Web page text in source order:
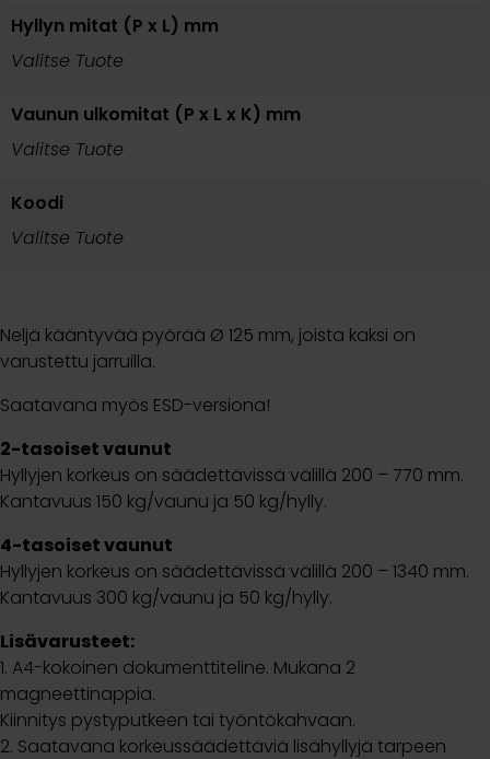
Hyllyn mitat (P x L) mm
Valitse Tuote
Vaunun ulkomitat (P x L x K) mm
Valitse Tuote
Koodi
Valitse Tuote
Neljä kääntyvää pyörää Ø 125 mm, joista kaksi on
varustettu jarruilla.
Saatavana myös ESD-versiona!
2-tasoiset vaunut
Hyllyjen korkeus on säädettävissä välillä 200 – 770 mm.
Kantavuus 150 kg/vaunu ja 50 kg/hylly.
4-tasoiset vaunut
Hyllyjen korkeus on säädettävissä välillä 200 – 1340 mm.
Kantavuus 300 kg/vaunu ja 50 kg/hylly.
Lisävarusteet:
1. A4-kokoinen dokumenttiteline. Mukana 2
magneettinappia.
Kiinnitys pystyputkeen tai työntökahvaan.
2. Saatavana korkeussäädettäviä lisähyllyjä tarpeen